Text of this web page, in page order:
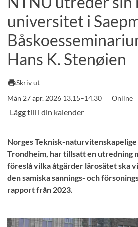
Andra söktjänster
Kurser och program Kursplaner
Lediga jobb
universitet i
Hans K. Stenøien
printSkriv ut
Mån 27 apr. 2026 13.15–14.30
Online
Norges Teknisk-
Trondheim, har tillsatt en utredning
föreslå vilka åtgärder lärosätet ska
den samiska sannings- och
rapport från 2023.